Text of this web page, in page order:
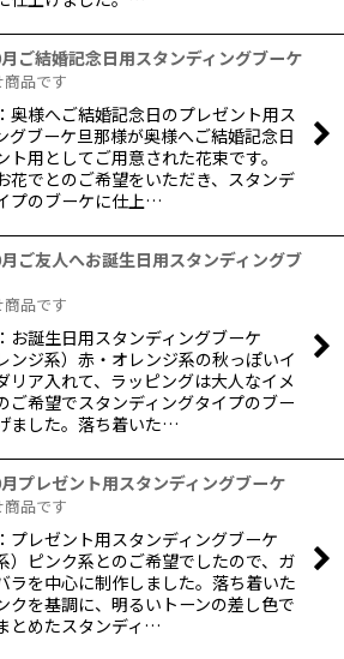
ご結婚記念日用スタンディングブーケ
品です
奥様へご結婚記念日のプレゼント用ス
グブーケ旦那様が奥様へご結婚記念日
ト用としてご用意された花束です。
花でとのご希望をいただき、スタンデ
プのブーケに仕上…
ご友人へお誕生日用スタンディングブ
品です
お誕生日用スタンディングブーケ
ンジ系）赤・オレンジ系の秋っぽいイ
リア入れて、ラッピングは大人なイメ
ご希望でスタンディングタイプのブー
ました。落ち着いた…
プレゼント用スタンディングブーケ
品です
プレゼント用スタンディングブーケ
）ピンク系とのご希望でしたので、ガ
ラを中心に制作しました。落ち着いた
クを基調に、明るいトーンの差し色で
とめたスタンディ…